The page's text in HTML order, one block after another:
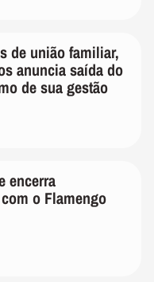
de união familiar,
anuncia saída do
de sua gestão
encerra
o Flamengo